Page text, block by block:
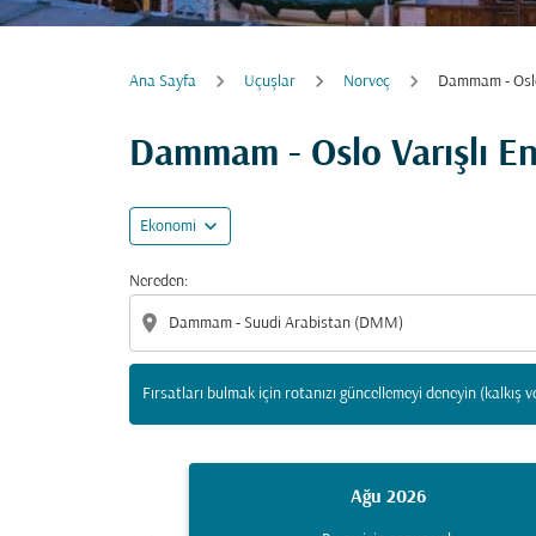
Ana Sayfa Uçuşlar Norveç Dammam -
Dammam - Oslo Varışlı
Ekonomi expand_more
Nereden:
location_on
Fırsatları bulmak için rotanızı güncellemeyi deneyin
Fırsatları bulmak için rotanızı güncellemeyi
Ağu 2026